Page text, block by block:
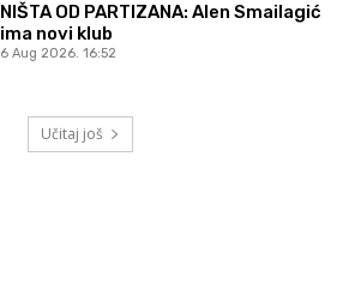
NIŠTA OD PARTIZANA: Alen Smailagić
ima novi klub
6 Aug 2026. 16:52
Učitaj još